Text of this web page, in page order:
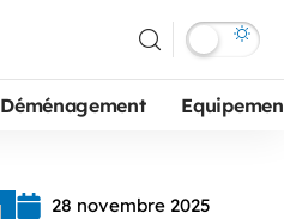
Déménagement
28 novembre 2025